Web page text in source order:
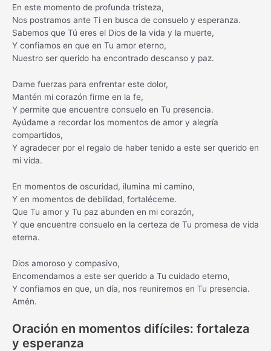
En este momento de profunda tristeza,
Nos postramos ante Ti en busca de consuelo y esperanza.
Sabemos que Tú eres el Dios de la vida y la muerte,
Y confiamos en que en Tu amor eterno,
Nuestro ser querido ha encontrado descanso y paz.
Dame fuerzas para enfrentar este dolor,
Mantén mi corazón firme en la fe,
Y permite que encuentre consuelo en Tu presencia.
Ayúdame a recordar los momentos de amor y alegría
compartidos,
Y agradecer por el regalo de haber tenido a este ser querido en
mi vida.
En momentos de oscuridad, ilumina mi camino,
Y en momentos de debilidad, fortaléceme.
Que Tu amor y Tu paz abunden en mi corazón,
Y que encuentre consuelo en la certeza de Tu promesa de vida
eterna.
Dios amoroso y compasivo,
Encomendamos a este ser querido a Tu cuidado eterno,
Y confiamos en que, un día, nos reuniremos en Tu presencia.
Amén.
Oración en momentos difíciles: fortaleza
y esperanza